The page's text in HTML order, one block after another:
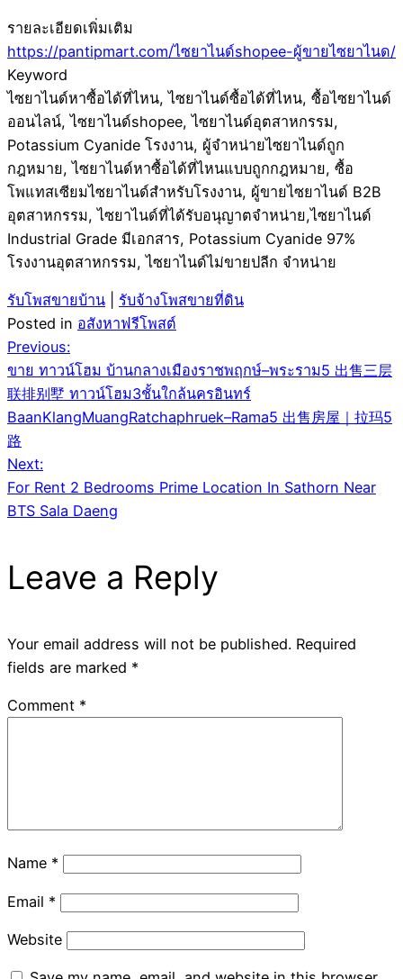
รายละเอียดเพิ่มเติม
https://pantipmart.com/ไซยาไนด์shopee-ผู้ขายไซยาไนด/
Keyword
ไซยาไนด์หาซื้อได้ที่ไหน, ไซยาไนด์ซื้อได้ที่ไหน, ซื้อไซยาไนด์
ออนไลน์, ไซยาไนด์shopee, ไซยาไนด์อุตสาหกรรม,
Potassium Cyanide โรงงาน, ผู้จำหน่ายไซยาไนด์ถูก
กฎหมาย, ไซยาไนด์หาซื้อได้ที่ไหนแบบถูกกฎหมาย, ซื้อ
โพแทสเซียมไซยาไนด์สำหรับโรงงาน, ผู้ขายไซยาไนด์ B2B
อุตสาหกรรม, ไซยาไนด์ที่ได้รับอนุญาตจำหน่าย,ไซยาไนด์
Industrial Grade มีเอกสาร, Potassium Cyanide 97%
โรงงานอุตสาหกรรม, ไซยาไนด์ไม่ขายปลีก จำหน่าย
รับโพสขายบ้าน
รับจ้างโพสขายที่ดิน
Posted in อสังหาฟรีโพสต์
Post
navigation
Previous:
ขาย ทาวน์โฮม บ้านกลางเมืองราชพฤกษ์–พระราม5 出售三层
联排别墅 ทาวน์โฮม3ชั้นใกล้นครอินทร์
BaanKlangMuangRatchaphruek–Rama5 出售房屋｜拉玛5
路
Next:
For Rent 2 Bedrooms Prime Location In Sathorn Near
BTS Sala Daeng
Leave a Reply
Your email address will not be published. Required
fields are marked *
Comment *
Name *
Email *
Website